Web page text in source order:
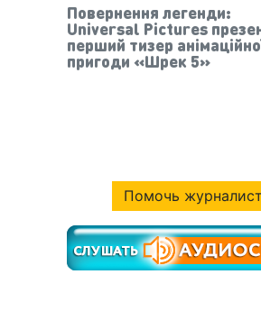
Повернення легенди:
Universal Pictures
перший тизер
пригоди «Шрек 5»
Помочь